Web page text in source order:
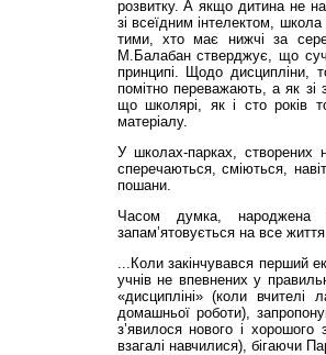
розвитку. А якщо дитина не
зі всеїдним інтелектом,
тими, хто має нижчі за
М.Балабан стверджує, що
принципі. Щодо дисципліни,
помітно переважають, а як зі
що школярі, як і сто років
матеріалу.
У школах-парках, створених
сперечаються, сміються,
пошани.
Часом думка, народжена
запам’ятовується на все
...Коли закінчувався перший
учнів не впевнених у
«дисципліні» (коли вчителі
домашньої роботи),
з’явилося нового і
взагалі навчилися), бігаючи